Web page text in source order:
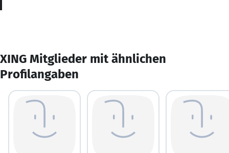
XING Mitglieder mit ähnlichen
Profilangaben